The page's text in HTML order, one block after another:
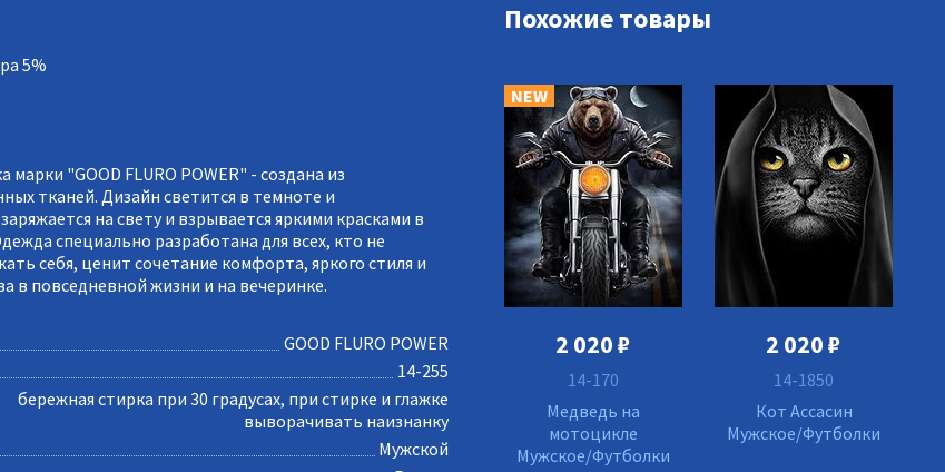
5%
марки "GOOD FLURO POWER" - создана из
тканей. Дизайн светится в темноте и
на свету и взрывается яркими красками в
специально разработана для всех, кто не
себя, ценит сочетание комфорта, яркого стиля и
в повседневной жизни и на вечеринке.
GOOD FLURO POWER
14-255
бережная стирка при 30 градусах, при стирке и глажке
выворачивать наизнанку
Мужской
Похожие товары
NEW
2 020₽
14-170
Медведь на
мотоцикле
Мужское/Футболки
2 020₽
14-1850
Кот Ассасин
Мужское/Футболки